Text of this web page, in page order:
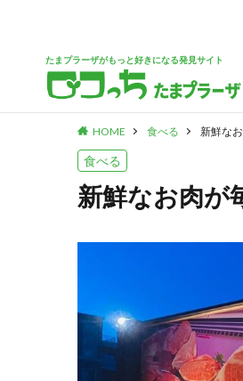
たまプラーザがもっと好きになる発見サイト
HOME 食べる 新鮮な
食べる
新鮮なお肉が